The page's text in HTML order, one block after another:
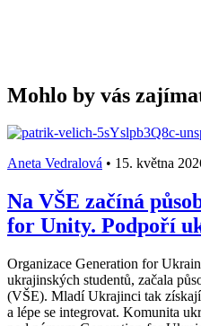
Mohlo by vás
Aneta Vedralová • 15. května
Na VŠE začíná
for Unity. Podpoří
Organizace Generation for
ukrajinských studentů, začala
(VŠE). Mladí Ukrajinci tak
a lépe se integrovat. Komunita